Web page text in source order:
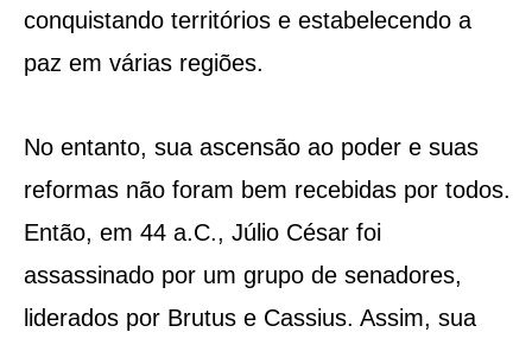
conquistando territórios e estabelecendo a
paz em várias regiões.
No entanto, sua ascensão ao poder e suas
reformas não foram bem recebidas por todos.
Então, em 44 a.C., Júlio César foi
assassinado por um grupo de senadores,
liderados por Brutus e Cassius. Assim, sua